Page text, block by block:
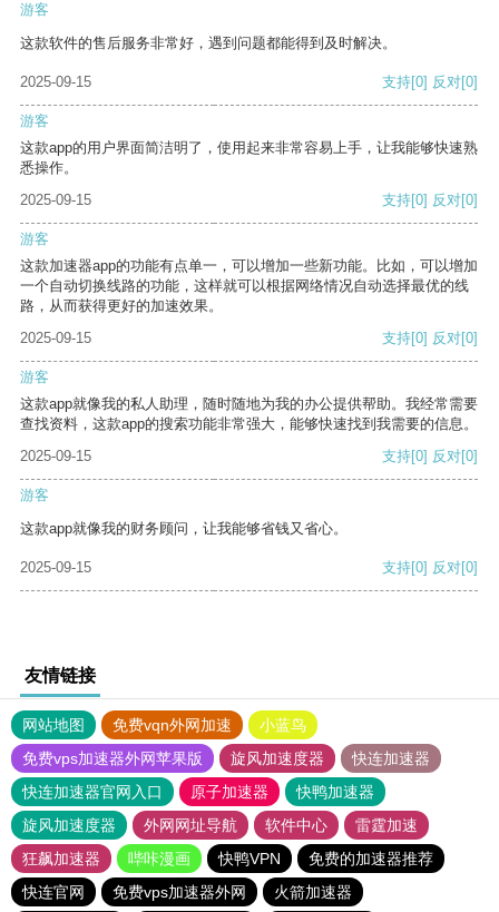
游客
这款软件的售后服务非常好，遇到问题都能得到及时解决。
2025-09-15 支持[0] 反对[0]
游客
这款app的用户界面简洁明了，使用起来非常容易上手，让我能够快速熟
悉操作。
2025-09-15
支持[0] 反对[0]
游客
这款加速器app的功能有点单一，可以增加一些新功能。比如，可以增加
一个自动切换线路的功能，这样就可以根据网络情况自动选择最优的线
路，从而获得更好的加速效果。
2025-09-15
支持[0] 反对[0]
游客
这款app就像我的私人助理，随时随地为我的办公提供帮助。我经常需要
查找资料，这款app的搜索功能非常强大，能够快速找到我需要的信息。
2025-09-15
支持[0] 反对[0]
游客
这款app就像我的财务顾问，让我能够省钱又省心。
2025-09-15 支持[0] 反对[0]
友情链接
网站地图 免费vqn外网加速
小蓝鸟
免费vps加速器外网苹果版
旋风加速度器
快连加速器
快连加速器官网入口
原子加速器
快鸭加速器
旋风加速度器
外网网址导航 软件中心
雷霆加速
狂飙加速器
哔咔漫画 快鸭VPN
免费的加速器推荐
快连官网
免费vps加速器外网 火箭加速器